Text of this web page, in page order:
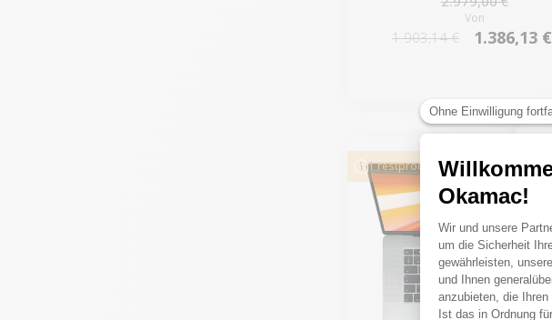
Von
1.903,14 € 1.386,13 €
1 restprodukt